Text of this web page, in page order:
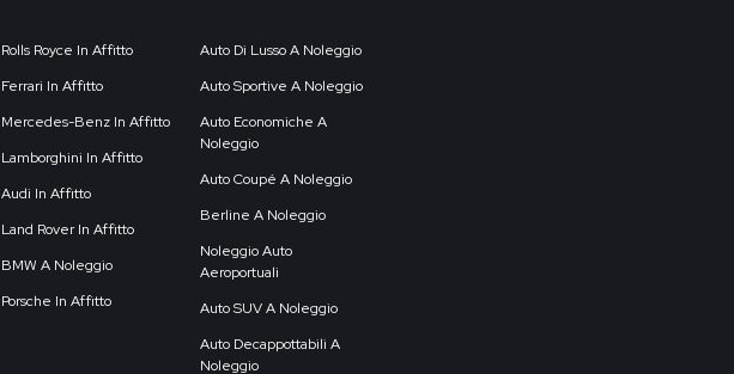
Rolls Royce In Affitto
Ferrari In Affitto
Mercedes-Benz In Affitto
Lamborghini In Affitto
Audi In Affitto
Land Rover In Affitto
BMW A Noleggio
Porsche In Affitto
Auto Di Lusso A Noleggio
Auto Sportive A Noleggio
Auto Economiche A
Noleggio
Auto Coupé A Noleggio
Berline A Noleggio
Noleggio Auto
Aeroportuali
Auto SUV A Noleggio
Auto Decappottabili A
Noleggio